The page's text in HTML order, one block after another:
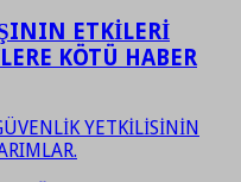
ETKİLERİ
KÖTÜ HABER